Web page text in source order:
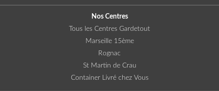
Nos Centres
Tous les Centres Gardetout
Marseille 15ème
Rognac
St Martin de Crau
Container Livré chez Vous